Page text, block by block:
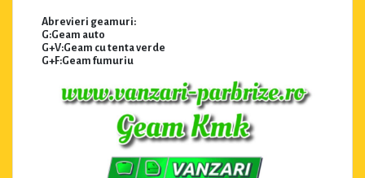
Abrevieri geamuri:
G:Geam auto
G+V:Geam cu tenta verde
G+F:Geam fumuriu